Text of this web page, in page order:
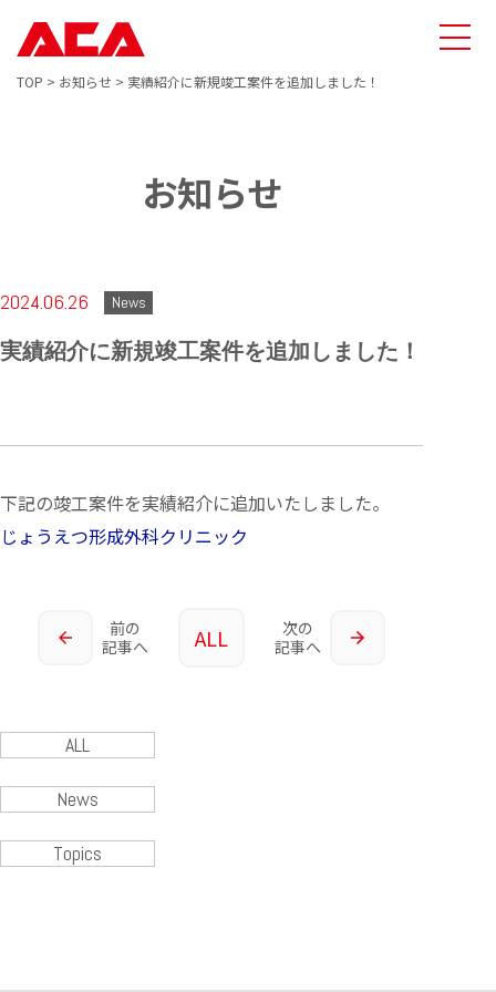
TOP > お知らせ > 実績紹介に新規竣工案件を追加しました！
お知らせ
2024.06.26 News
実績紹介に新規竣工案件を追加しました！
下記の竣工案件を実績紹介に追加いたしました。
じょうえつ形成外科クリニック
前の
記事へ
ALL
次の
記事へ
ALL
News
Topics